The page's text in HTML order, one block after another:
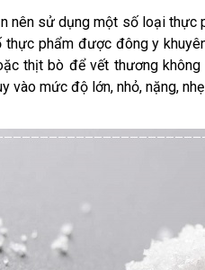
nên sử dụng một số loại thực
phẩm được đông y
thịt bò để vết thương
vào mức độ lớn, nhỏ, nặng,